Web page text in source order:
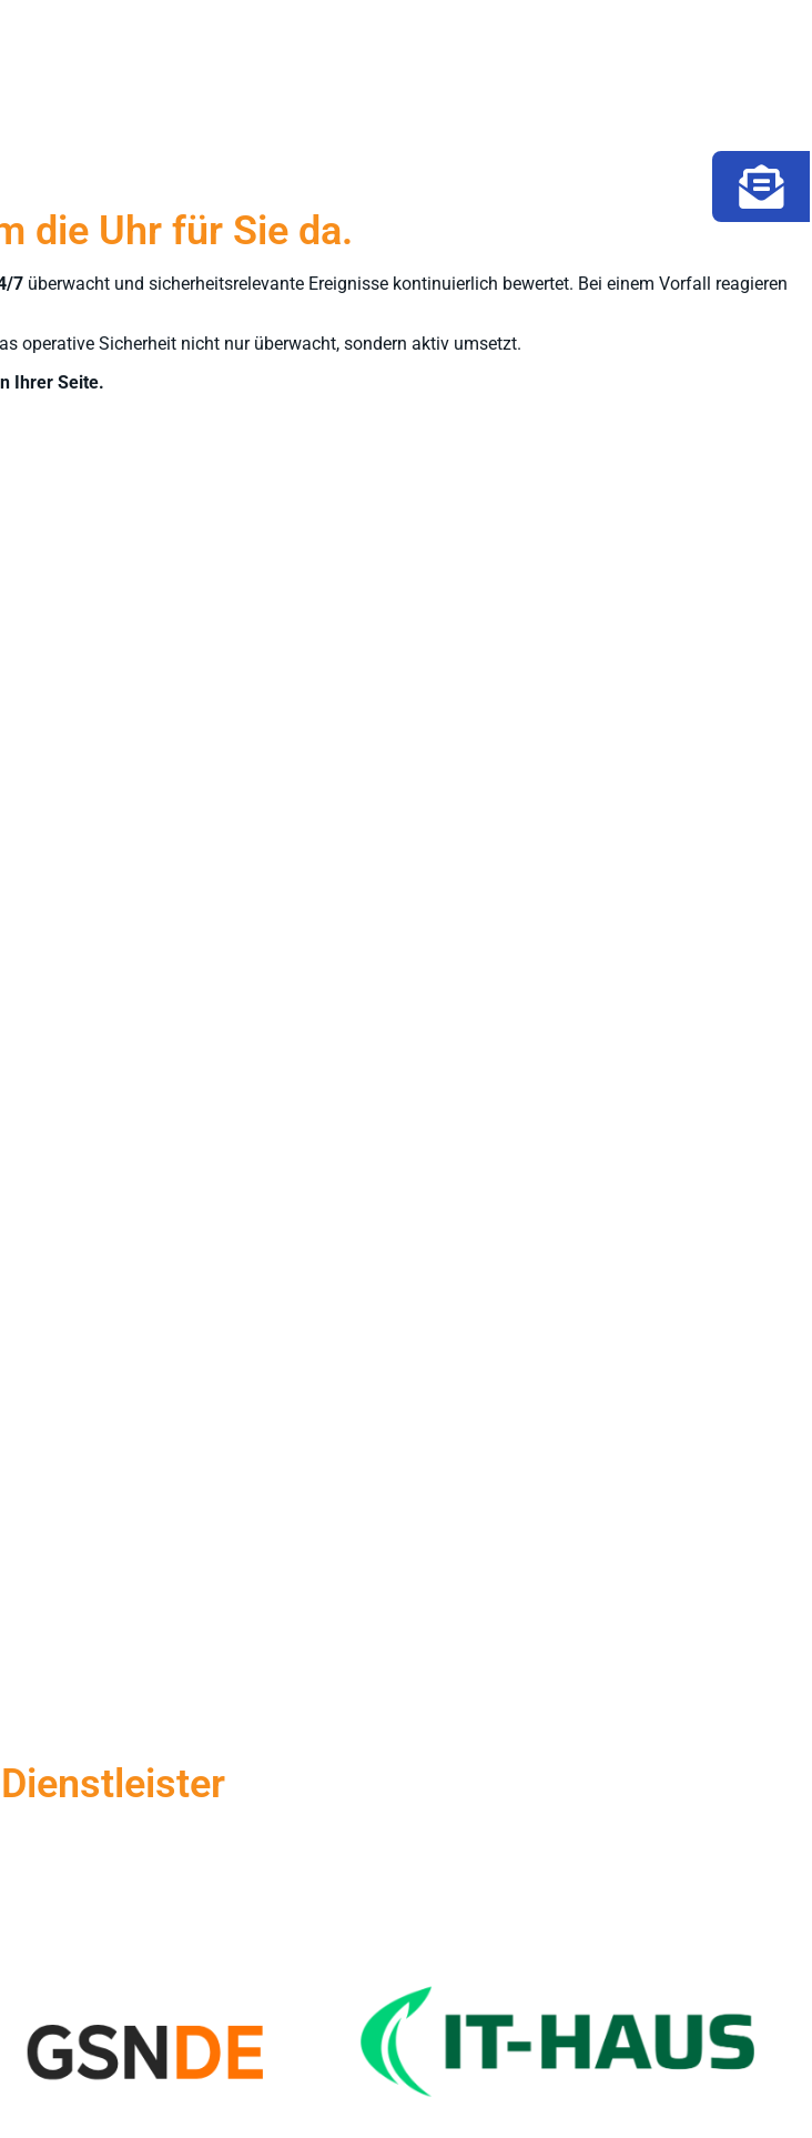
die Uhr für Sie da.
7 überwacht und sicherheitsrelevante Ereignisse kontinuierlich bewertet. Bei einem Vorfall reagieren
operative Sicherheit nicht nur überwacht, sondern aktiv umsetzt.
Ihrer Seite.